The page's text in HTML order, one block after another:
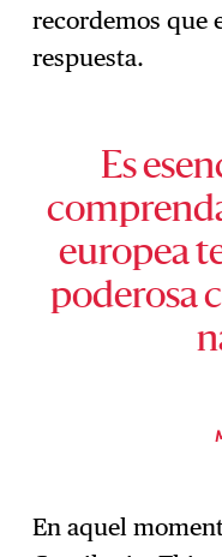
recordemos que
respuesta.
Es
europea
poderosa
En aquel